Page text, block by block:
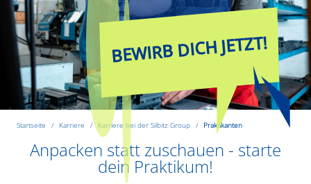
BEWIRB DICH JETZT!
Startseite Karriere Karriere bei der Silbitz Group Praktikanten
Anpacken statt zuschauen - starte
dein Praktikum!